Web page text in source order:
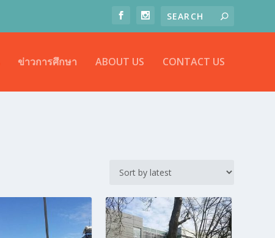
ข่าวการศึกษา ABOUT US CONTACT US